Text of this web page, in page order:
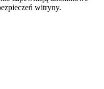
witryny.